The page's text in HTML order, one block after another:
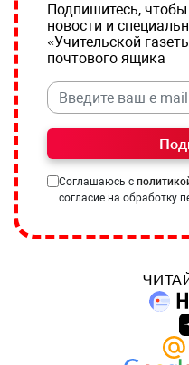
Подпишитесь,
новости и
«Учительской
почтового ящика
Соглашаюсь с
согласие на обработку